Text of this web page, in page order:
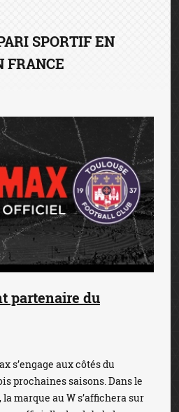
SPORTIF EN
FRANCE
partenaire du
s’engage aux côtés du
prochaines saisons. Dans le
marque au W s’affichera sur